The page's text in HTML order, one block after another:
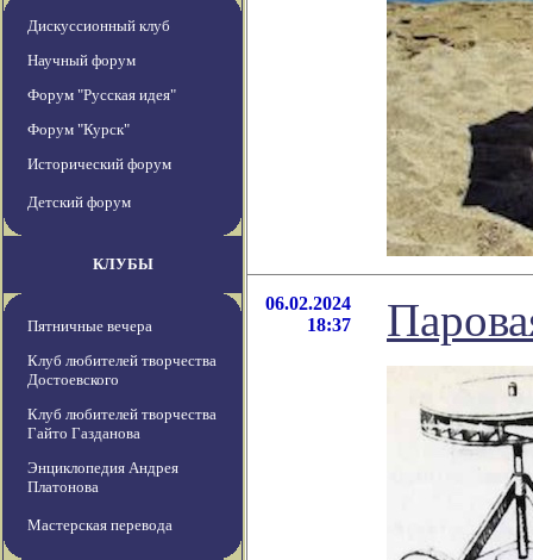
Дискуссионный клуб
Научный форум
Форум "Русская идея"
Форум "Курск"
Исторический форум
Детский форум
КЛУБЫ
Пятничные вечера
Клуб любителей творчества
Достоевского
Клуб любителей творчества
Гайто Газданова
Энциклопедия Андрея
Платонова
Мастерская перевода
06.02.2024
18:37